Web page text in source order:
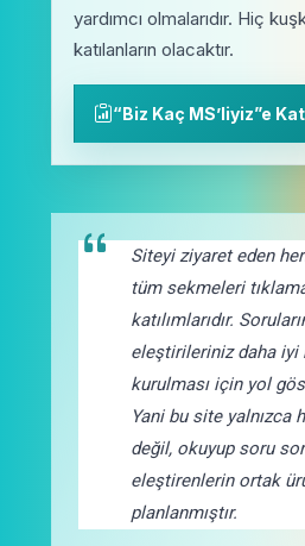
yardımcı olmalarıdır. Hiç
katılanların olacaktır.
“Biz Kaç MS’liyiz”e
Siteyi ziyaret eden
tüm sekmeleri
katılımlarıdır.
eleştirileriniz daha iyi
kurulması için yol
Yani bu site yalnızca
değil, okuyup soru
eleştirenlerin ortak
planlanmıştır.